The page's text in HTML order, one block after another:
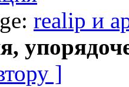
realip и
]